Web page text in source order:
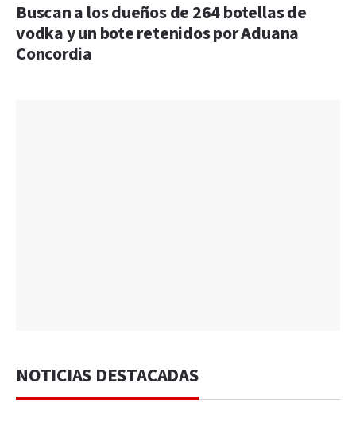
Buscan a los dueños de 264 botellas de
vodka y un bote retenidos por Aduana
Concordia
NOTICIAS DESTACADAS